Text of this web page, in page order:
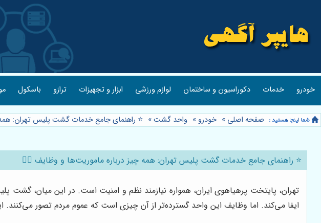
خودرو خدمات دکوراسیون و ساختمان لوازم ورزشی ابزار و تجهیزات ترازو باسکول
صفحه اصلی » خودرو » واحد گشت» ⭐️ راهنمای جامع خدمات گشت پلیس تهران:
⭐️ راهنمای جامع خدمات گشت پلیس تهران: همه چیز درباره ماموریت‌ها و وظایف 👮‍♂️
تهران، پایتخت پرهیاهوی ایران، همواره نیازمند نظم و امنیت است. در این میان،
ایفا می‌کند. اما وظایف این واحد گسترده‌تر از آن چیزی است که عموم مردم تصور